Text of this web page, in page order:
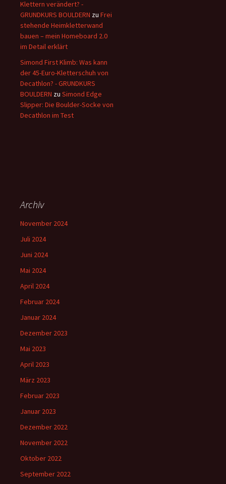
Klettern verändert? -
GRUNDKURS BOULDERN zu Frei
stehende Heimkletterwand
bauen – mein Homeboard 2.0
im Detail erklärt
Simond First Klimb: Was kann
der 45-Euro-Kletterschuh von
Decathlon? - GRUNDKURS
BOULDERN zu Simond Edge
Slipper: Die Boulder-Socke von
Decathlon im Test
Archiv
November 2024
Juli 2024
Juni 2024
Mai 2024
April 2024
Februar 2024
Januar 2024
Dezember 2023
Mai 2023
April 2023
März 2023
Februar 2023
Januar 2023
Dezember 2022
November 2022
Oktober 2022
September 2022